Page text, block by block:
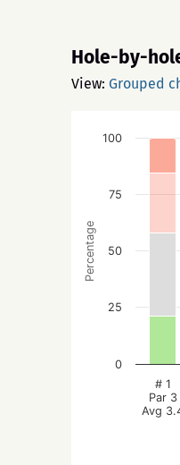
Hole-by-
View: Grouped
Percentage
# 1
Par 3
Avg
0
25
50
75
100